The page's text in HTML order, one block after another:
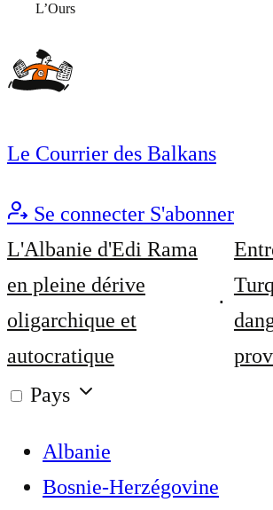
L’Ours
Le Courrier des Balkans
Se connecter S'abonner
L'Albanie d'Edi Rama
en pleine dérive
oligarchique et
autocratique
Pays
Albanie
Bosnie-Herzégovine